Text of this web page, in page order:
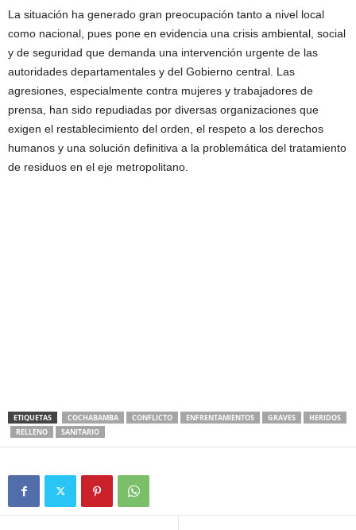
La situación ha generado gran preocupación tanto a nivel local
como nacional, pues pone en evidencia una crisis ambiental, social
y de seguridad que demanda una intervención urgente de las
autoridades departamentales y del Gobierno central. Las
agresiones, especialmente contra mujeres y trabajadores de
prensa, han sido repudiadas por diversas organizaciones que
exigen el restablecimiento del orden, el respeto a los derechos
humanos y una solución definitiva a la problemática del tratamiento
de residuos en el eje metropolitano.
ETIQUETAS COCHABAMBA CONFLICTO ENFRENTAMIENTOS GRAVES
HERIDOS
RELLENO
SANITARIO